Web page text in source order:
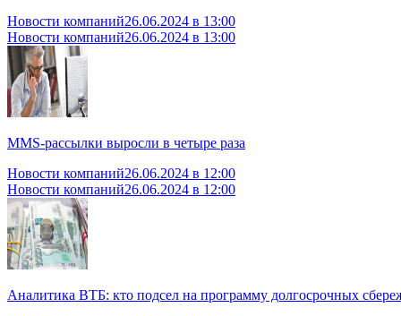
Новости компаний26.06.2024 в 13:00
Новости компаний26.06.2024 в 13:00
MMS-рассылки выросли в четыре раза
Новости компаний26.06.2024 в 12:00
Новости компаний26.06.2024 в 12:00
Аналитика ВТБ: кто подсел на программу долгосрочных